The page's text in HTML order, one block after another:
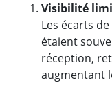
Visibilité
Les écarts
étaient
réception,
augmentant